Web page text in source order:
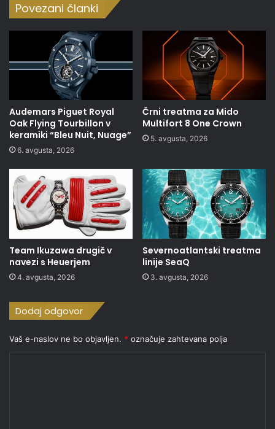
Povezani članki
Audemars Piguet Royal
Oak Flying Tourbillon v
keramiki “Bleu Nuit, Nuage”
6. avgusta, 2026
Črni treatma za Mido
Multifort 8 One Crown
5. avgusta, 2026
Team Ikuzawa drugič v
navezi s Heuerjem
4. avgusta, 2026
Severnoatlantski treatma
linije SeaQ
3. avgusta, 2026
Dodaj odgovor
Vaš e-naslov ne bo objavljen. * označuje zahtevana polja